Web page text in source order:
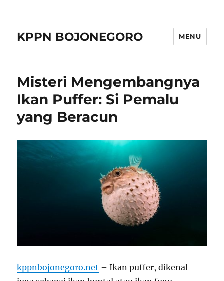
KPPN BOJONEGORO MENU
Misteri Mengembangnya
Ikan Puffer: Si Pemalu
yang Beracun
kppnbojonegoro.net – Ikan puffer, dikenal